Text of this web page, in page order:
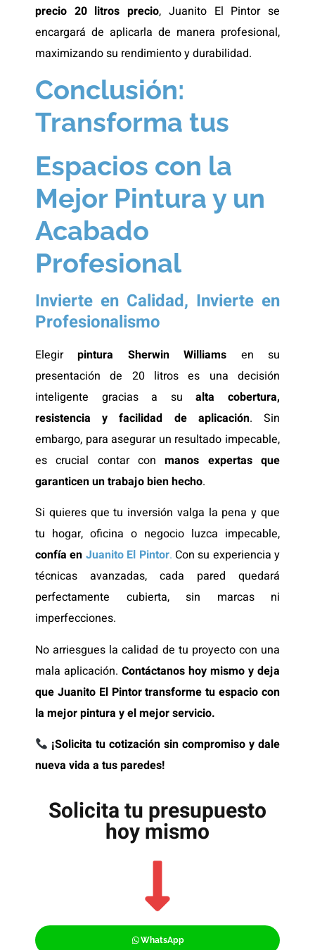
precio 20 litros precio, Juanito El Pintor se
encargará de aplicarla de manera profesional,
maximizando su rendimiento y durabilidad.
Conclusión:
Transforma tus
Espacios con la
Mejor Pintura y un
Acabado
Profesional
Invierte en Calidad, Invierte en
Profesionalismo
Elegirpintura Sherwin Williams en su
presentación de 20 litros es una decisión
inteligente gracias a sualta cobertura,
resistencia y facilidad de aplicación. Sin
embargo, para asegurar un resultado impecable,
es crucial contar conmanos expertas que
garanticen un trabajo bien hecho.
Si quieres que tu inversión valga la pena y que
tu hogar, oficina o negocio luzca impecable,
confía en Juanito El Pintor. Con su experiencia y
técnicas avanzadas, cada pared quedará
perfectamente cubierta, sin marcas ni
imperfecciones.
No arriesgues la calidad de tu proyecto con una
mala aplicación. Contáctanos hoy mismo y deja
que Juanito El Pintor transforme tu espacio con
la mejor pintura y el mejor servicio.
¡Solicita tu cotización sin compromiso y dale
nueva vida a tus paredes!
Solicita tu presupuesto
hoy mismo
WhatsApp